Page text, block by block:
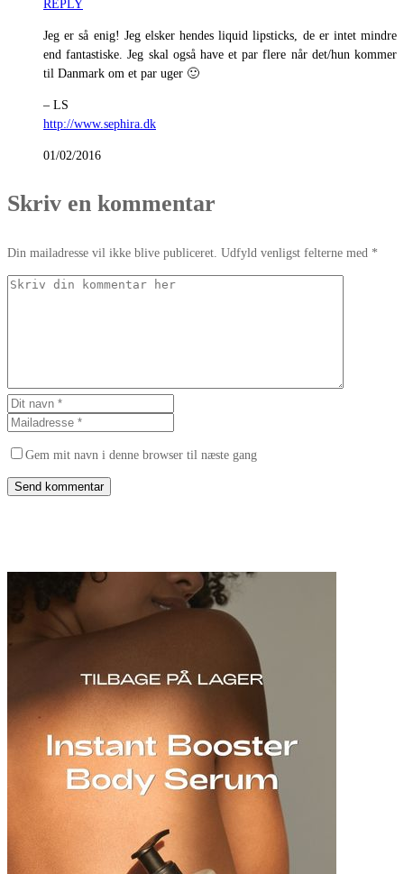
REPLY
Jeg er så enig! Jeg elsker hendes liquid lipsticks, de er intet mindre
end fantastiske. Jeg skal også have et par flere når det/hun kommer
til Danmark om et par uger 🙂
– LS
http://www.sephira.dk
01/02/2016
Skriv en kommentar
Din mailadresse vil ikke blive publiceret. Udfyld venligst felterne med *
Gem mit navn i denne browser til næste gang